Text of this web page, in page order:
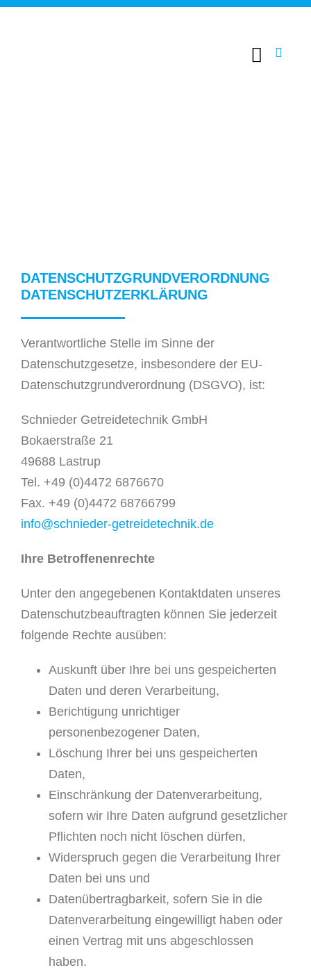
DATENSCHUTZGRUNDVERORDNUNG
DATENSCHUTZERKLÄRUNG
Verantwortliche Stelle im Sinne der
Datenschutzgesetze, insbesondere der EU-
Datenschutzgrundverordnung (DSGVO), ist:
Schnieder Getreidetechnik GmbH
Bokaerstraße 21
49688 Lastrup
Tel. +49 (0)4472 6876670
Fax. +49 (0)4472 68766799
info@schnieder-getreidetechnik.de
Ihre Betroffenenrechte
Unter den angegebenen Kontaktdaten unseres
Datenschutzbeauftragten können Sie jederzeit
folgende Rechte ausüben:
Auskunft über Ihre bei uns gespeicherten
Daten und deren Verarbeitung,
Berichtigung unrichtiger
personenbezogener Daten,
Löschung Ihrer bei uns gespeicherten
Daten,
Einschränkung der Datenverarbeitung,
sofern wir Ihre Daten aufgrund gesetzlicher
Pflichten noch nicht löschen dürfen,
Widerspruch gegen die Verarbeitung Ihrer
Daten bei uns und
Datenübertragbarkeit, sofern Sie in die
Datenverarbeitung eingewilligt haben oder
einen Vertrag mit uns abgeschlossen
haben.